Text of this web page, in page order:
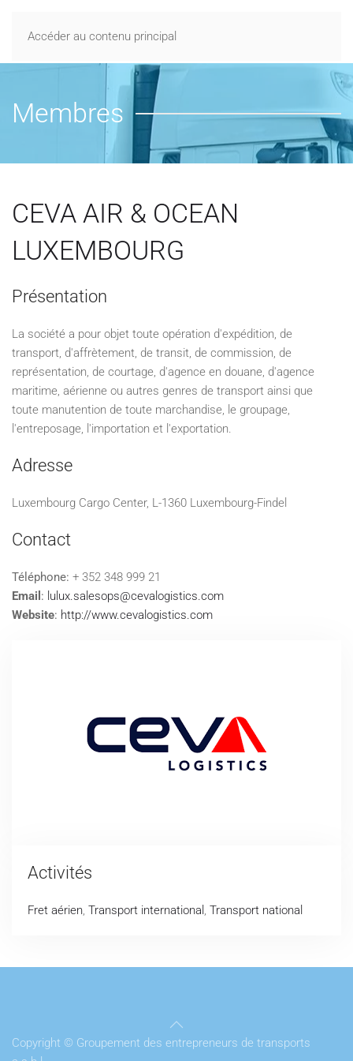
Accéder au contenu principal
Membres
CEVA AIR & OCEAN
LUXEMBOURG
Présentation
La société a pour objet toute opération d'expédition, de
transport, d'affrètement, de transit, de commission, de
représentation, de courtage, d'agence en douane, d'agence
maritime, aérienne ou autres genres de transport ainsi que
toute manutention de toute marchandise, le groupage,
l'entreposage, l'importation et l'exportation.
Adresse
Luxembourg Cargo Center, L-1360 Luxembourg-Findel
Contact
Téléphone: + 352 348 999 21
Email : lulux.salesops@cevalogistics.com
Website: http://www.cevalogistics.com
Activités
Fret aérien, Transport international , Transport national
Copyright © Groupement des entrepreneurs de transports